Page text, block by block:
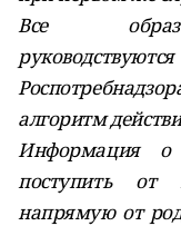
Все
алгоритм
Информация о
поступить от
напрямую от